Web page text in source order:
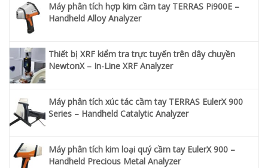
Máy phân tích hợp kim cầm tay TERRAS Pi900E –
Handheld Alloy Analyzer
Thiết bị XRF kiểm tra trực tuyến trên dây chuyền
NewtonX – In-Line XRF Analyzer
Máy phân tích xúc tác cầm tay TERRAS EulerX 900
Series – Handheld Catalytic Analyzer
Máy phân tích kim loại quý cầm tay EulerX 900 –
Handheld Precious Metal Analyzer